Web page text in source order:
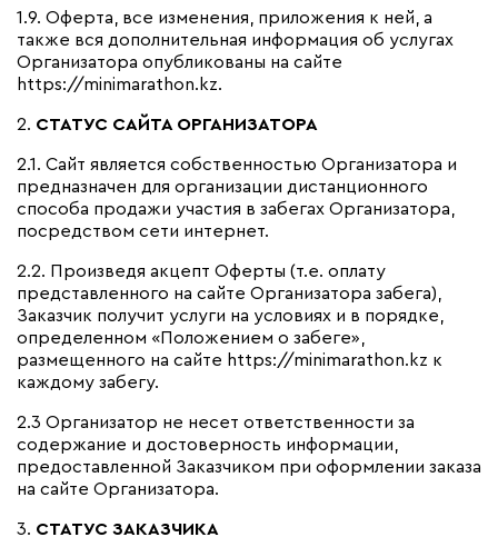
1.9. Оферта, все изменения, приложения к ней, а
также вся дополнительная информация об услугах
Организатора опубликованы на сайте
https://minimarathon.kz.
2. СТАТУС САЙТА ОРГАНИЗАТОРА
2.1. Сайт является собственностью Организатора и
предназначен для организации дистанционного
способа продажи участия в забегах Организатора,
посредством сети интернет.
2.2. Произведя акцепт Оферты (т.е. оплату
представленного на сайте Организатора забега),
Заказчик получит услуги на условиях и в порядке,
определенном «Положением о забеге»,
размещенного на сайте https://minimarathon.kz к
каждому забегу.
2.3 Организатор не несет ответственности за
содержание и достоверность информации,
предоставленной Заказчиком при оформлении заказа
на сайте Организатора.
3. СТАТУС ЗАКАЗЧИКА